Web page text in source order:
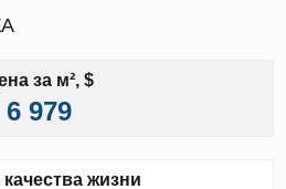
за м², $
6 979
качества жизни